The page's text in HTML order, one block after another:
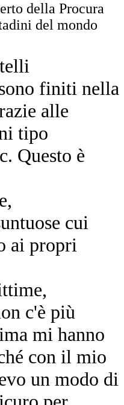
della Procura
del mondo
finiti nella
alle
tipo
Questo è
cui
ai propri
c'è più
mi hanno
con il mio
un modo di